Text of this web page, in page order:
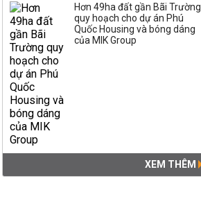
Hơn 49ha đất gần Bãi Trường
quy hoạch cho dự án Phú
Quốc Housing và bóng dáng
của MIK Group
XEM THÊM